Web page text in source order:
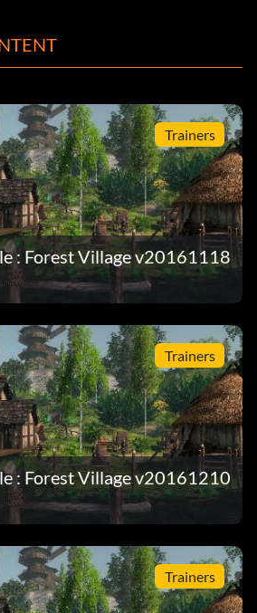
Trainers
: Forest Village v20161118
Trainers
: Forest Village v20161210
Trainers